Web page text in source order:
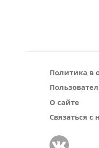
Политика в
О сайте
Связаться с